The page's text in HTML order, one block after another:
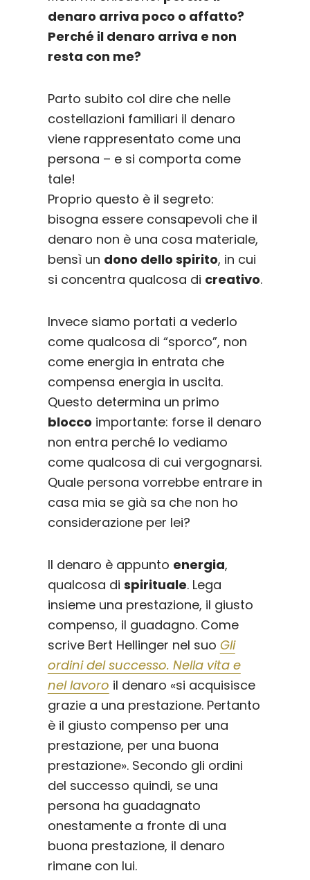
denaro arriva poco o affatto?
Perché il denaro arriva e non
resta con me?
Parto subito col dire che nelle
costellazioni familiari il denaro
viene rappresentato come una
persona – e si comporta come
tale!
Proprio questo è il segreto:
bisogna essere consapevoli che il
denaro non è una cosa materiale,
bensì un dono dello spirito, in cui
si concentra qualcosa di creativo.
Invece siamo portati a vederlo
come qualcosa di “sporco”, non
come energia in entrata che
compensa energia in uscita.
Questo determina un primo
blocco importante: forse il denaro
non entra perché lo vediamo
come qualcosa di cui vergognarsi.
Quale persona vorrebbe entrare in
casa mia se già sa che non ho
considerazione per lei?
Il denaro è appunto energia,
qualcosa di spirituale. Lega
insieme una prestazione, il giusto
compenso, il guadagno. Come
scrive Bert Hellinger nel suo Gli
ordini del successo. Nella vita e
nel lavoro il denaro «si acquisisce
grazie a una prestazione. Pertanto
è il giusto compenso per una
prestazione, per una buona
prestazione». Secondo gli ordini
del successo quindi, se una
persona ha guadagnato
onestamente a fronte di una
buona prestazione, il denaro
rimane con lui.